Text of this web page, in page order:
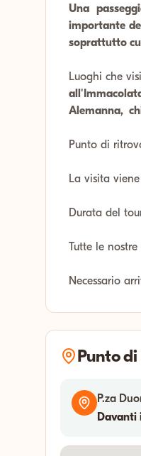
Una
importante
soprattutto
Luoghi che
Alemanna,
Punto di
La visita
Durata del
Tutte le
Necessario
Punto
P.za
Davanti